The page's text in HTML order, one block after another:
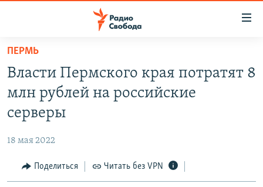
упрощенного
доступа
основному
Вернутся
ПОДКАСТЫ
АВТОРСКИЕ ПРОЕКТЫ
МНЕНИЯ
КУЛЬТУРА
ПЕРМЬ
Власти Пермского края потратят 8
млн рублей на российские
серверы
18 мая 2022
Поделиться Читать без VPN